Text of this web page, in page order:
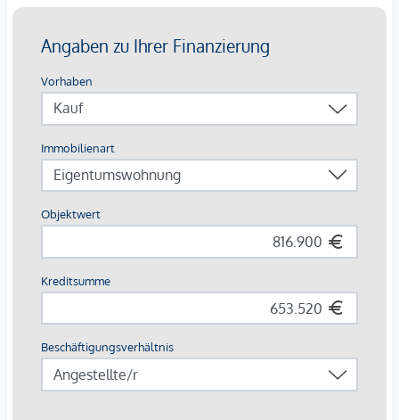
Ausführung und Ausstattung sind möglich.
Die Wohnungen sind teilweise bis Ende 2029 befristet
vermietet.
KFZ- Garagenstellplatz
von € 42.500,-dazu erworben werden.
dem zu vermittelnden Dritten ein familiäres oder
Der Vermittler ist als Doppelmakler tätig.
*Der Vertrag kommt nicht mit der INFINA Credit Broker
GmbH zustande. Das Objekt wird von einem externen
Immobilienunternehmen angeboten. Allfällige aus dem